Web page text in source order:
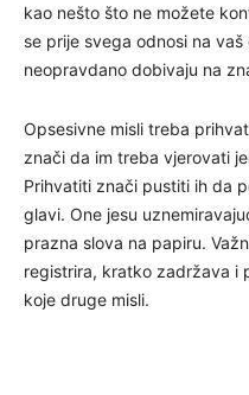
kao nešto što ne možete
se prije svega odnosi na
neopravdano dobivaju na
Opsesivne misli treba
znači da im treba vjerovati
Prihvatiti znači pustiti ih da
glavi. One jesu
prazna slova na papiru.
registrira, kratko zadržava i
koje druge misli.